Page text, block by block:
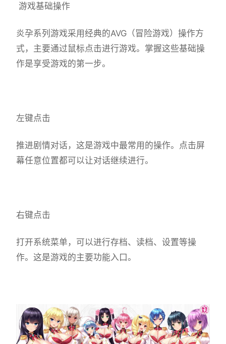
游戏基础操作
炎孕系列游戏采用经典的AVG（冒险游戏）操作方
式，主要通过鼠标点击进行游戏。掌握这些基础操
作是享受游戏的第一步。
左键点击
推进剧情对话，这是游戏中最常用的操作。点击屏
幕任意位置都可以让对话继续进行。
右键点击
打开系统菜单，可以进行存档、读档、设置等操
作。这是游戏的主要功能入口。